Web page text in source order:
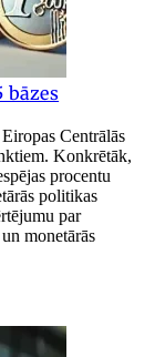
bāzes
Centrālās
Konkrētāk,
procentu
politikas
par
monetārās